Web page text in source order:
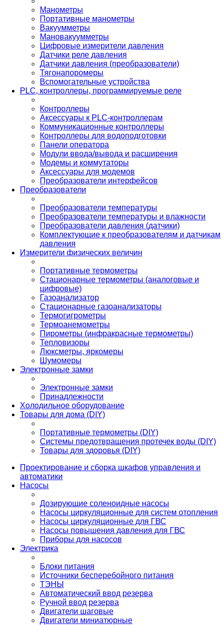
Манометры
Портативные манометры
Вакуумметры
Мановакуумметры
Цифровые измерители давления
Датчики реле давления
Датчики давления (преобразователи)
Тягонапоромеры
Вспомогательные устройства
PLС, контроллеры, программируемые реле
Контроллеры
Аксессуары к PLC-контроллерам
Коммуникационные контроллеры
Контроллеры для водоподготовки
Панели оператора
Модули ввода/вывода и расширения
Модемы и коммутаторы
Аксессуары для модемов
Преобразователи интерфейсов
Преобразователи
Преобразователи температуры
Преобразователи температуры и влажности
Преобразователи давления (датчики)
Комплектующие к преобразователям и датчикам
давления
Измерители физических величин
Портативные термометры
Стационарные термометры (аналоговые и
цифровые)
Газоанализатор
Стационарные газоанализаторы
Термогигрометры
Термоанемометры
Пирометры (инфракрасные термометры)
Тепловизоры
Люксметры, яркомеры
Шумомеры
Электронные замки
Электронные замки
Принадлежности
Холодильное оборудование
Товары для дома (DIY)
Портативные термометры (DIY)
Системы предотвращения протечек воды (DIY)
Товары для здоровья (DIY)
Проектирование и сборка шкафов управления и
автоматики
Насосы
Дозирующие соленоидные насосы
Насосы циркуляционные для систем отопления
Насосы циркуляционные для ГВС
Насосы повышения давления для ГВС
Приборы для насосов
Электрика
Блоки питания
Источники бесперебойного питания
ТЭНЫ
Автоматический ввод резерва
Ручной ввод резерва
Двигатели шаговые
Двигатели миниатюрные